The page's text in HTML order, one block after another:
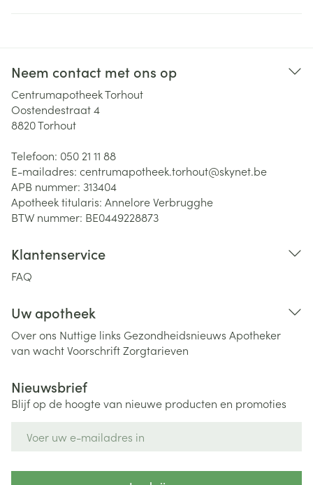
Neem contact met ons op
Centrumapotheek Torhout
Oostendestraat 4
8820Torhout
Telefoon: 050 21 11 88
E-mailadres: centrumapotheek.torhout@skynet.be
APB nummer: 313404
Apotheek titularis: Annelore Verbrugghe
BTW nummer: BE0449228873
Klantenservice
FAQ
Uw apotheek
Over ons Nuttige links Gezondheidsnieuws Apotheker
van wachtVoorschriftZorgtarieven
Nieuwsbrief
Blijf op de hoogte van nieuwe producten en promoties